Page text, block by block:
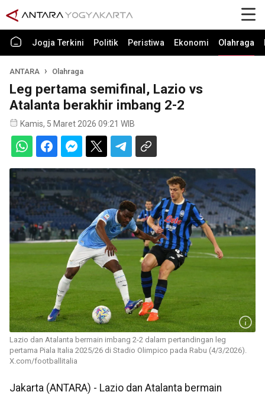
Jogja Terkini Politik Peristiwa Ekonomi Olahraga
ANTARA Olahraga
Leg pertama semifinal, Lazio vs
Atalanta berakhir imbang 2-2
Kamis, 5 Maret 2026 09:21 WIB
Lazio dan Atalanta bermain imbang 2-2 dalam pertandingan leg
pertama Piala Italia 2025/26 di Stadio Olimpico pada Rabu (4/3/2026).
X.com/footballitalia
Jakarta (ANTARA) - Lazio dan Atalanta bermain